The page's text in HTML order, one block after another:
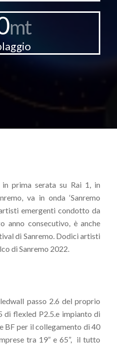
mt
prima serata su Rai 1, in
va in onda ‘Sanremo
emergenti condotto da
anno consecutivo, è anche
di Sanremo. Dodici artisti
di Sanremo 2022.
passo 2.6 del proprio
di flexled P2.5.e impianto di
BF per il collegamento di 40
tra 19” e 65”, il tutto